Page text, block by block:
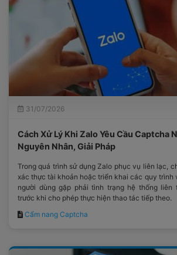
31/07/2026
Cách Xử Lý Khi Zalo Yêu Cầu Captcha
Nguyên Nhân, Giải Pháp
Trong quá trình sử dụng Zalo phục vụ liên lạc,
xác thực tài khoản hoặc triển khai các quy trình
người dùng gặp phải tình trạng hệ thống liên
trước khi cho phép thực hiện thao tác tiếp theo.
Cẩm nang Captcha